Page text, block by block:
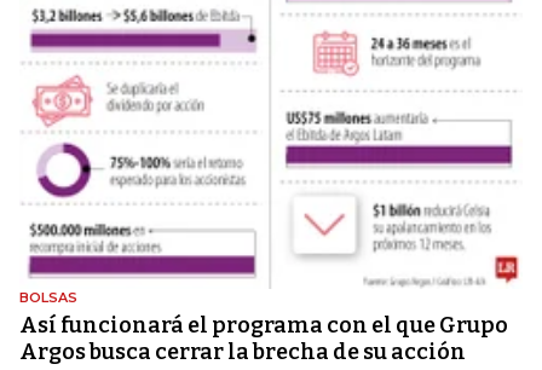
BOLSAS
Así funcionará el programa con el que Grupo
Argos busca cerrar la brecha de su acción